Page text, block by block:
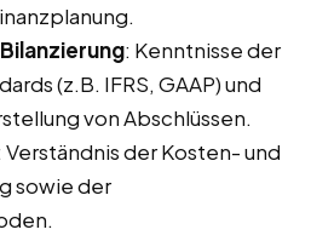
: Kenntnisse der
(z.B. IFRS, GAAP) und
von Abschlüssen.
Verständnis der Kosten- und
sowie der